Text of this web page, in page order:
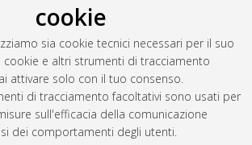
cookie
sia cookie tecnici necessari per il suo
cookie e altri strumenti di tracciamento
attivare solo con il tuo consenso.
di tracciamento facoltativi sono usati per
sull'efficacia della comunicazione
dei comportamenti degli utenti.
Abstract
metadati
del documento: